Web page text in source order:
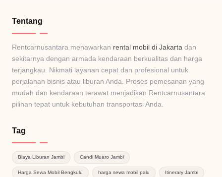
k
a
u
Tentang
Rentcarnusantara menawarkan rental mobil di Jakarta dan
sekitarnya dengan armada kendaraan berkualitas dan harga
terjangkau. Nikmati layanan cepat dan profesional untuk
perjalanan bisnis atau liburan Anda. Proses pemesanan yang
mudah dan kendaraan terawat menjadikan Rentcarnusantara
pilihan tepat untuk kebutuhan transportasi Anda.
Tag
Biaya Liburan Jambi Candi Muaro Jambi
Harga Sewa Mobil Bengkulu harga sewa mobil palu Itinerary Jambi